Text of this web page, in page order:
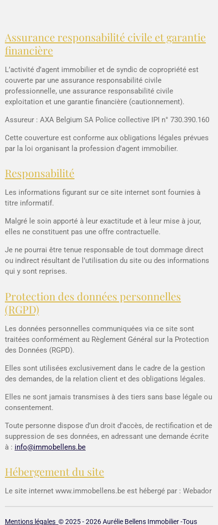
Assurance responsabilité civile et garantie
financière
L’activité d’agent immobilier et de syndic de copropriété est
couverte par une assurance responsabilité civile
professionnelle, une assurance responsabilité civile
exploitation et une garantie financière (cautionnement).
Assureur : AXA Belgium SA Police collective IPI n° 730.390.160
Cette couverture est conforme aux obligations légales prévues
par la loi organisant la profession d’agent immobilier.
Responsabilité
Les informations figurant sur ce site internet sont fournies à
titre informatif.
Malgré le soin apporté à leur exactitude et à leur mise à jour,
elles ne constituent pas une offre contractuelle.
Je ne pourrai être tenue responsable de tout dommage direct
ou indirect résultant de l’utilisation du site ou des informations
qui y sont reprises.
Protection des données personnelles
(RGPD)
Les données personnelles communiquées via ce site sont
traitées conformément au Règlement Général sur la Protection
des Données (RGPD).
Elles sont utilisées exclusivement dans le cadre de la gestion
des demandes, de la relation client et des obligations légales.
Elles ne sont jamais transmises à des tiers sans base légale ou
consentement.
Toute personne dispose d’un droit d’accès, de rectification et de
suppression de ses données, en adressant une demande écrite
à : info@immobellens.be
Hébergement du site
Le site internet www.immobellens.be est hébergé par : Webador
Mentions légales © 2025 - 2026 Aurélie Bellens Immobilier -Tous